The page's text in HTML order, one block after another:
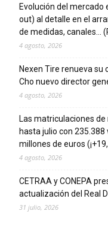
Evolución del mercado
out) al detalle en el
de medidas, canales…
4 agosto, 2026
Nexen Tire renueva su
Cho nuevo director
4 agosto, 2026
Las matriculaciones
hasta julio con
millones de euros
4 agosto, 2026
CETRAA y CONEPA
actualización del Real
31 julio, 2026